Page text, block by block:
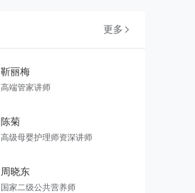
更多 
靳丽梅
高端管家讲师
陈菊
高级母婴护理师资深讲师
周晓东
国家二级公共营养师